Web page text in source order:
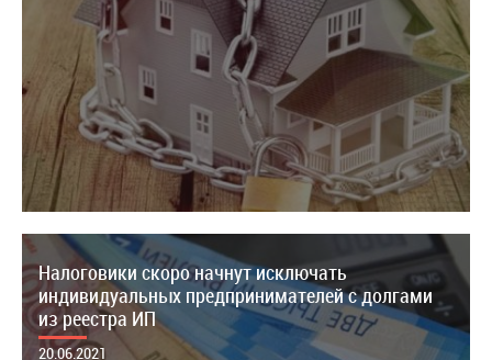
Налоговики скоро начнут исключать
индивидуальных предпринимателей с долгами
из реестра ИП
20.06.2021